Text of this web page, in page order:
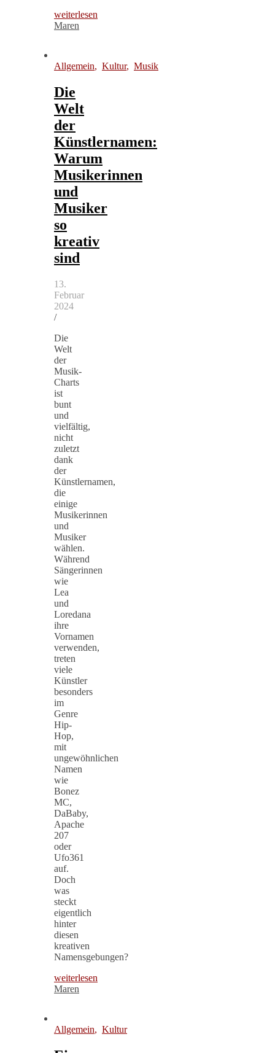
weiterlesen
Maren
Allgemein, Kultur, Musik
Die
Welt
der
Künstlernamen:
Warum
Musikerinnen
und
Musiker
so
kreativ
sind
13.
Februar
2024
/
Die
Welt
der
Musik-
Charts
ist
bunt
und
vielfältig,
nicht
zuletzt
dank
der
Künstlernamen,
die
einige
Musikerinnen
und
Musiker
wählen.
Während
Sängerinnen
wie
Lea
und
Loredana
ihre
Vornamen
verwenden,
treten
viele
Künstler
besonders
im
Genre
Hip-
Hop,
mit
ungewöhnlichen
Namen
wie
Bonez
MC,
DaBaby,
Apache
207
oder
Ufo361
auf.
Doch
was
steckt
eigentlich
hinter
diesen
kreativen
Namensgebungen?
weiterlesen
Maren
Allgemein, Kultur